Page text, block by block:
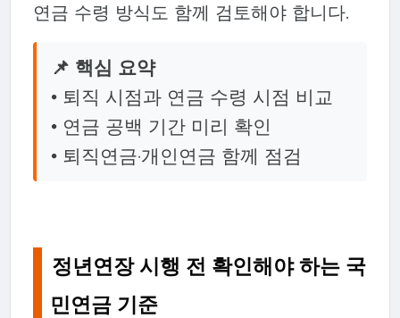
연금 수령 방식도 함께 검토해야 합니다.
📌 핵심 요약
• 퇴직 시점과 연금 수령 시점 비교
• 연금 공백 기간 미리 확인
• 퇴직연금·개인연금 함께 점검
정년연장 시행 전 확인해야 하는 국
민연금 기준